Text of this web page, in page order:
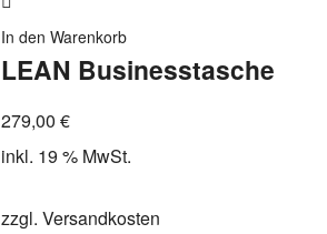
Wunschliste
hinzufügen
In den Warenkorb
LEAN Businesstasche
279,00 €
inkl. 19 % MwSt.
zzgl. Versandkosten